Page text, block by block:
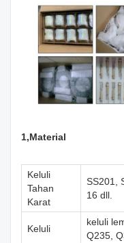
1,Material
Keluli
Tahan
Karat
SS201,
16 dll.
Keluli
keluli
Q235,